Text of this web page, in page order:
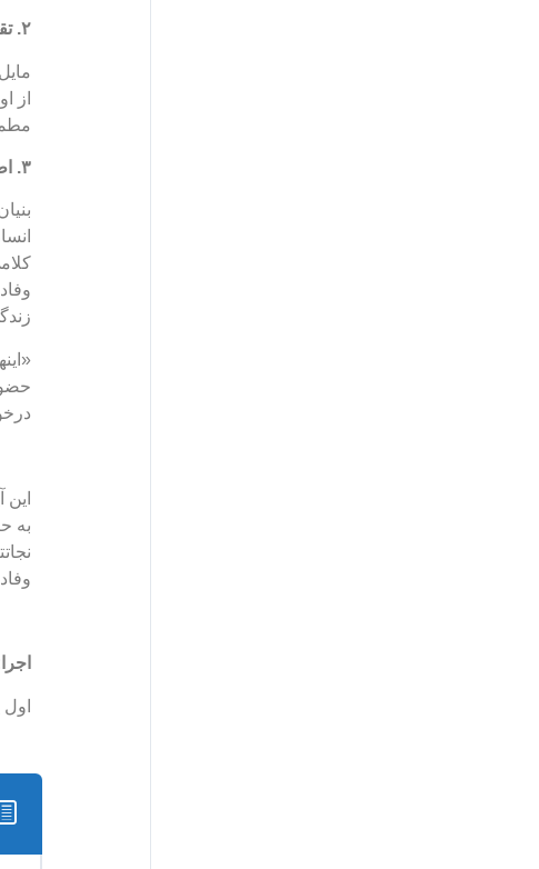
۲. تقاضای شما برای ورود مسیح به زندگیتان
از
۳. اطمینان شما به صداقت و وفاداری کلام خدا
زندگی
به
اجرا
اول یوحنا ۱۳:۵-۱۵ را حفظ